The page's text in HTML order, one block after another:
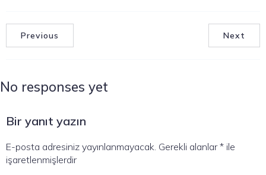
Previous Next
No responses yet
Bir yanıt yazın
E-posta adresiniz yayınlanmayacak. Gerekli alanlar* ile
işaretlenmişlerdir